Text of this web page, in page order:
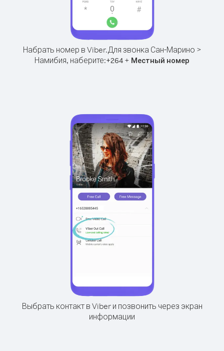
Набрать номер в Viber.Для звонка Сан-Марино >
Намибия, наберите:+264 + Местный номер
Выбрать контакт в Viber и позвонить через экран
информации